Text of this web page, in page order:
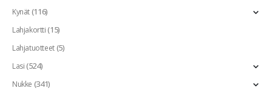
Kynät(116)
Lahjakortti(15)
Lahjatuotteet(5)
Lasi(524)
Nukke (341)